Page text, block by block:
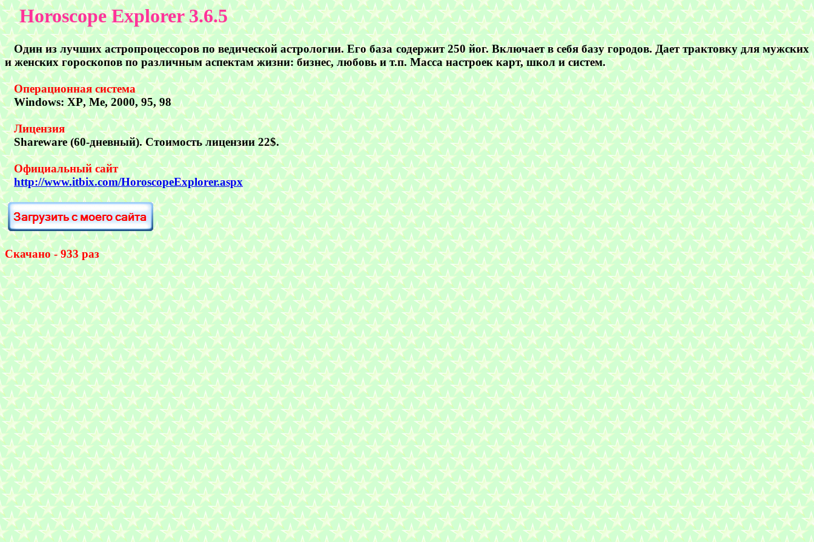
Horoscope Explorer 3.6.5
Один из лучших астропроцессоров по ведической астрологии. Его база содержит 250 йог. Включает в себя базу городов. Дает трактовку для мужских
и женских гороскопов по различным аспектам жизни: бизнес, любовь и т.п. Масса настроек карт, школ и систем.
Операционная система
Windows: XP, Me, 2000,95, 98
Лицензия
Shareware (60-дневный). Стоимость лицензии22$.
Официальный сайт
http://www.itbix.com/HoroscopeExplorer.aspx
Скачано - 933 раз